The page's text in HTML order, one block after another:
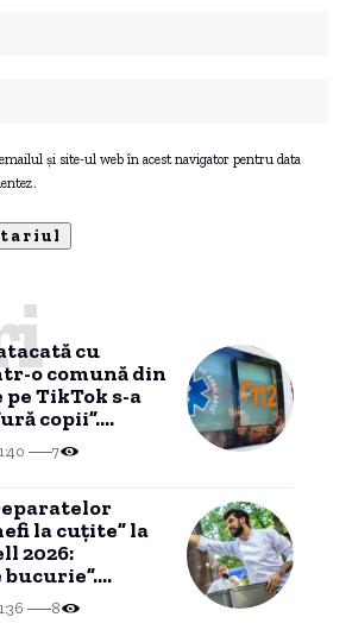
și site-ul web în acest navigator pentru data
cu
o comună din
pe TikTok s-a
copii”.
rănit.
7
la cuțite” la
2026:
bucurie”.
disponibile
festival.
8